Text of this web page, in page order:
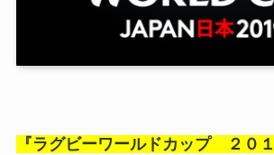
『ラグビーワールドカップ ２０１